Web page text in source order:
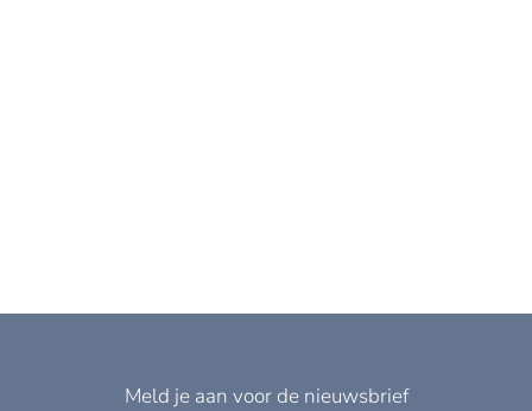
Meld je aan voor de nieuwsbrief